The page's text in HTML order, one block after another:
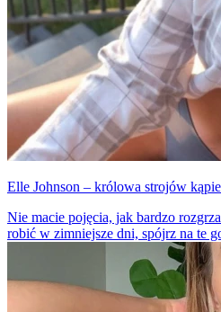
Elle Johnson – królowa strojów
Nie macie pojęcia, jak bardzo
robić w zimniejsze dni, spójrz na te
działa. Dziewczyna jest niezwykle